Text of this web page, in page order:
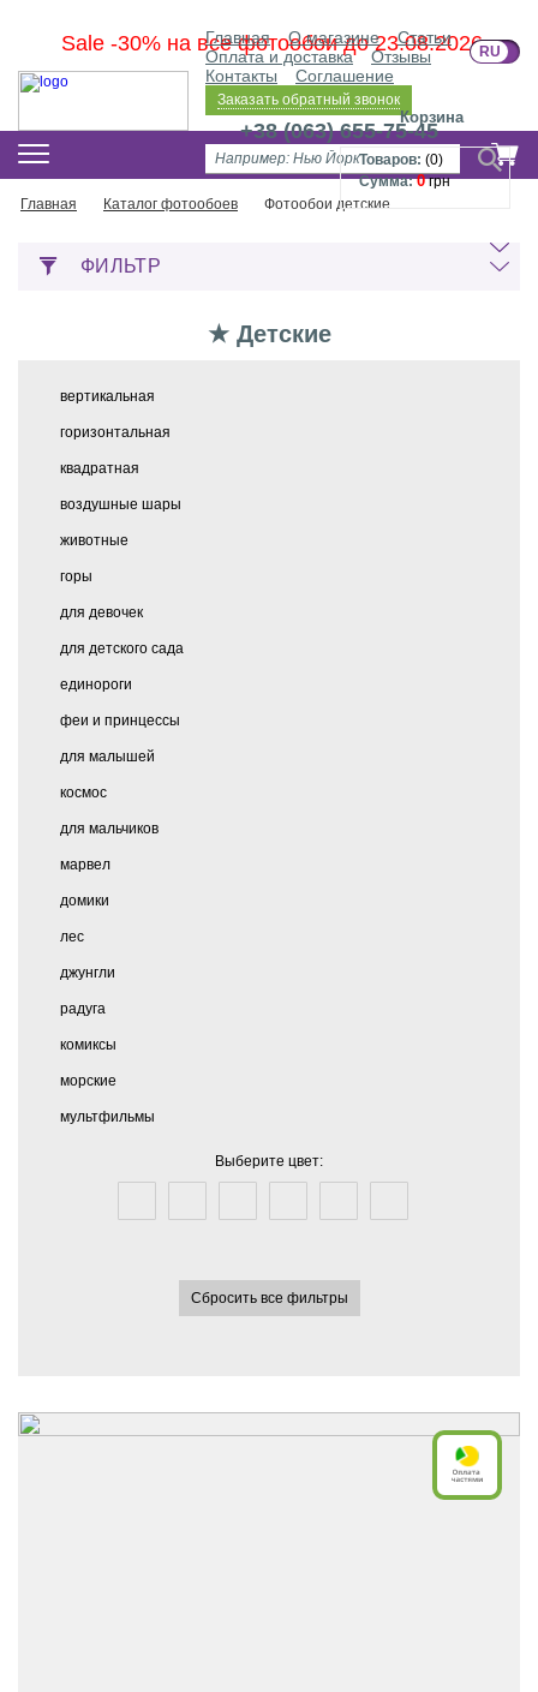
Sale -30% на все фотообои до 23.08.2026
Главная О магазине
Статьи
Оплата и доставка
Отзывы
Контакты
Соглашение
RU UA
Заказать обратный звонок
+38 (063) 655-75-45
Корзина
Товаров: (0)
Сумма: 0грн
Главная
Каталог фотообоев Фотообои детские
ФИЛЬТР
★ Детские
вертикальная
горизонтальная
квадратная
воздушные шары
животные
горы
для девочек
для детского сада
единороги
феи и принцессы
для малышей
космос
для мальчиков
марвел
домики
лес
джунгли
радуга
комиксы
морские
мультфильмы
Выберите цвет:
Сбросить все фильтры